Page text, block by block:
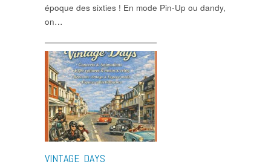
époque des sixties ! En mode Pin-Up ou dandy,
on…
VINTAGE DAYS